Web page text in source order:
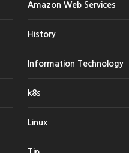
Amazon Web Services
History
Information Technology
k8s
Linux